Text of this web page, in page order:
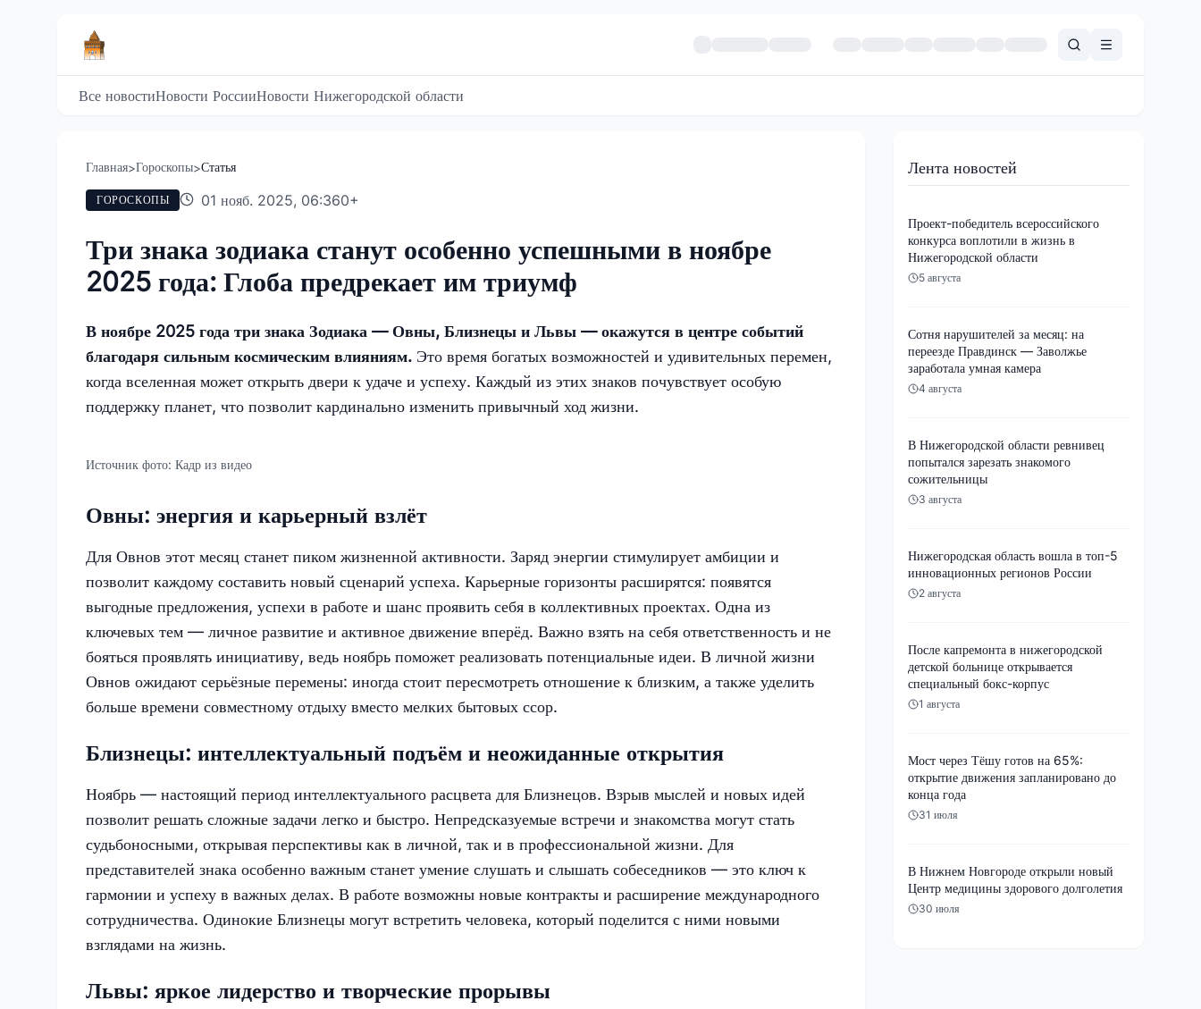
Все новостиНовости РоссииНовости Нижегородской области
Главная>Гороскопы>Статья
ГОРОСКОПЫ 01 нояб. 2025, 06:360+
Три знака зодиака станут особенно успешными в ноябре
2025 года: Глоба предрекает им триумф
В ноябре 2025 года три знака Зодиака — Овны, Близнецы и Львы — окажутся в центре событий
благодаря сильным космическим влияниям. Это время богатых возможностей и удивительных перемен,
когда вселенная может открыть двери к удаче и успеху. Каждый из этих знаков почувствует особую
поддержку планет, что позволит кардинально изменить привычный ход жизни.
Источник фото: Кадр из видео
Овны: энергия и карьерный взлёт
Для Овнов этот месяц станет пиком жизненной активности. Заряд энергии стимулирует амбиции и
позволит каждому составить новый сценарий успеха. Карьерные горизонты расширятся: появятся
выгодные предложения, успехи в работе и шанс проявить себя в коллективных проектах. Одна из
ключевых тем — личное развитие и активное движение вперёд. Важно взять на себя ответственность и не
бояться проявлять инициативу, ведь ноябрь поможет реализовать потенциальные идеи. В личной жизни
Овнов ожидают серьёзные перемены: иногда стоит пересмотреть отношение к близким, а также уделить
больше времени совместному отдыху вместо мелких бытовых ссор.
Близнецы: интеллектуальный подъём и неожиданные открытия
Ноябрь — настоящий период интеллектуального расцвета для Близнецов. Взрыв мыслей и новых идей
позволит решать сложные задачи легко и быстро. Непредсказуемые встречи и знакомства могут стать
судьбоносными, открывая перспективы как в личной, так и в профессиональной жизни. Для
представителей знака особенно важным станет умение слушать и слышать собеседников — это ключ к
гармонии и успеху в важных делах. В работе возможны новые контракты и расширение международного
сотрудничества. Одинокие Близнецы могут встретить человека, который поделится с ними новыми
взглядами на жизнь.
Львы: яркое лидерство и творческие прорывы
Лента новостей
Проект-победитель всероссийского
конкурса воплотили в жизнь в
Нижегородской области
5 августа
Сотня нарушителей за месяц: на
переезде Правдинск — Заволжье
заработала умная камера
4 августа
В Нижегородской области ревнивец
попытался зарезать знакомого
сожительницы
3 августа
Нижегородская область вошла в топ-5
инновационных регионов России
2 августа
После капремонта в нижегородской
детской больнице открывается
специальный бокс-корпус
1 августа
Мост через Тёшу готов на 65%:
открытие движения запланировано до
конца года
31 июля
В Нижнем Новгороде открыли новый
Центр медицины здорового долголетия
30 июля